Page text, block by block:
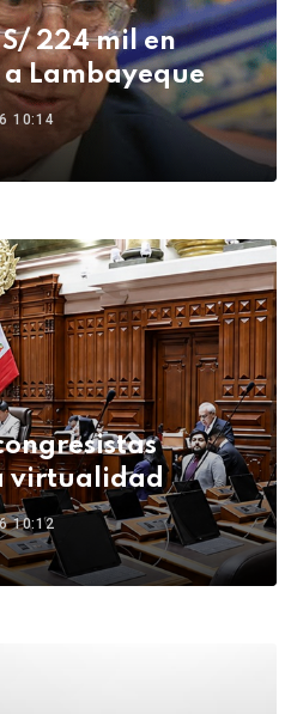
224 mil en
Lambayeque
10:14
virtualidad
10:12